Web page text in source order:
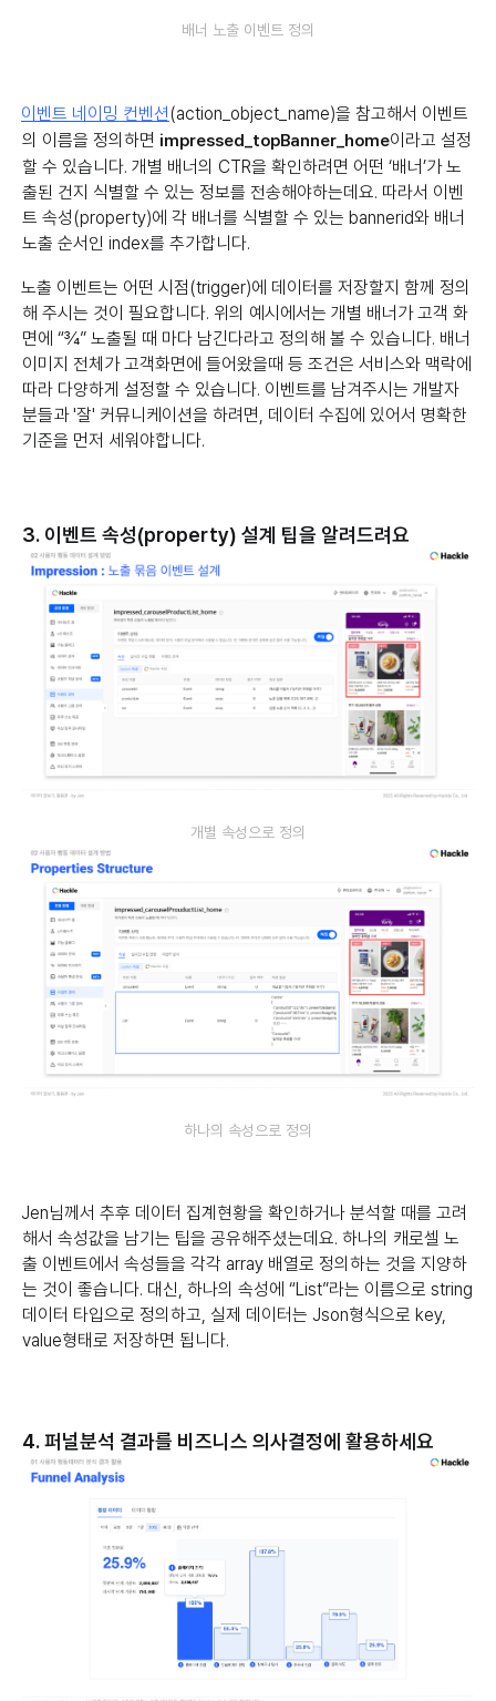
배너 노출 이벤트 정의
이벤트 네이밍 컨벤션(action_object_name)을 참고해서 이벤트
의 이름을 정의하면 impressed_topBanner_home이라고 설정
할 수 있습니다. 개별 배너의 CTR을 확인하려면 어떤 ‘배너’가 노
출된 건지 식별할 수 있는 정보를 전송해야하는데요. 따라서 이벤
트 속성(property)에 각 배너를 식별할 수 있는 bannerid와 배너
노출 순서인 index를 추가합니다.
노출 이벤트는 어떤 시점(trigger)에 데이터를 저장할지 함께 정의
해 주시는 것이 필요합니다. 위의 예시에서는 개별 배너가 고객 화
면에 “¾” 노출될 때 마다 남긴다라고 정의해 볼 수 있습니다. 배너
이미지 전체가 고객화면에 들어왔을때 등 조건은 서비스와 맥락에
따라 다양하게 설정할 수 있습니다. 이벤트를 남겨주시는 개발자
분들과 '잘' 커뮤니케이션을 하려면, 데이터 수집에 있어서 명확한
기준을 먼저 세워야합니다.
3. 이벤트 속성(property) 설계 팁을 알려드려요
개별 속성으로 정의
하나의 속성으로 정의
Jen님께서 추후 데이터 집계현황을 확인하거나 분석할 때를 고려
해서 속성값을 남기는 팁을 공유해주셨는데요. 하나의 캐로셀 노
출 이벤트에서 속성들을 각각 array 배열로 정의하는 것을 지양하
는 것이 좋습니다. 대신, 하나의 속성에 “List”라는 이름으로 string
데이터 타입으로 정의하고, 실제 데이터는 Json형식으로 key,
value형태로 저장하면 됩니다.
4. 퍼널분석 결과를 비즈니스 의사결정에 활용하세요